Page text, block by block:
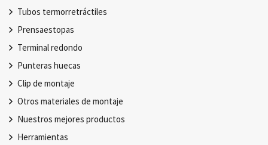
Tubos termorretráctiles
Prensaestopas
Terminal redondo
Punteras huecas
Clip de montaje
Otros materiales de montaje
Nuestros mejores productos
Herramientas